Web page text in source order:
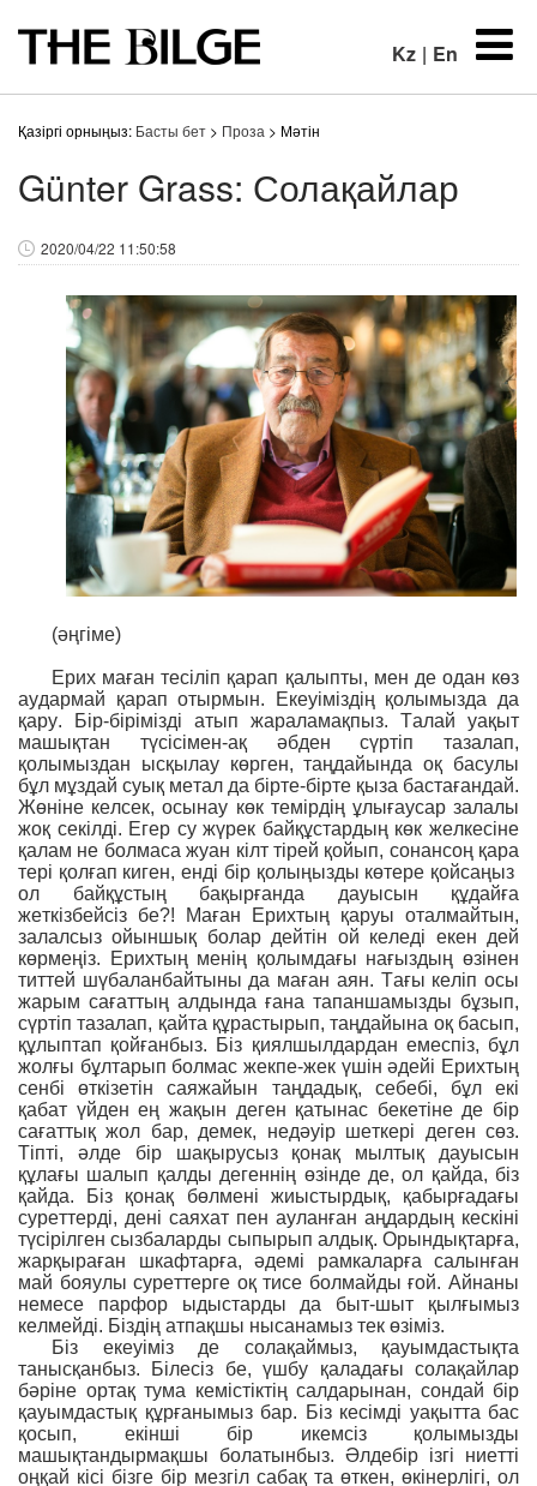
Kz | En
Қазіргі орныңыз: Басты бет > Проза > Мәтін
Günter Grass: Солақайлар
2020/04/22 11:50:58
(әңгіме)
Ерих маған тесіліп қарап қалыпты, мен де одан көз
аудармай қарап отырмын. Екеуіміздің қолымызда да
қару. Бір-бірімізді атып жараламақпыз. Талай уақыт
машықтан түсісімен-ақ əбден сүртіп тазалап,
қолымыздан ысқылау көрген, таңдайында оқ басулы
бұл мұздай суық метал да бірте-бірте қыза бастағандай.
Жөніне келсек, осынау көк темірдің ұлығаусар залалы
жоқ секілді. Егер су жүрек байқұстардың көк желкесіне
қалам не болмаса жуан кілт тірей қойып, сонансоң қара
тері қолғап киген, енді бір қолыңызды көтере қойсаңыз
ол байқұстың бақырғанда дауысын құдайға
жеткізбейсіз бе?! Маған Ерихтың қаруы оталмайтын,
залалсыз ойыншық болар дейтін ой келеді екен дей
көрмеңіз. Ерихтың менің қолымдағы нағыздың өзінен
титтей шүбаланбайтыны да маған аян. Тағы келіп осы
жарым сағаттың алдында ғана тапаншамызды бұзып,
сүртіп тазалап, қайта құрастырып, таңдайына оқ басып,
құлыптап қойғанбыз. Біз қиялшылдардан емеспіз, бұл
жолғы бұлтарып болмас жекпе-жек үшін əдейі Ерихтың
сенбі өткізетін саяжайын таңдадық, себебі, бұл екі
қабат үйден ең жақын деген қатынас бекетіне де бір
сағаттық жол бар, демек, недəуір шеткері деген сөз.
Тіпті, əлде бір шақырусыз қонақ мылтық дауысын
құлағы шалып қалды дегеннің өзінде де, ол қайда, біз
қайда. Біз қонақ бөлмені жиыстырдық, қабырғадағы
суреттерді, дені саяхат пен ауланған аңдардың кескіні
түсірілген сызбаларды сыпырып алдық. Орындықтарға,
жарқыраған шкафтарға, əдемі рамкаларға салынған
май бояулы суреттерге оқ тисе болмайды ғой. Айнаны
немесе парфор ыдыстарды да быт-шыт қылғымыз
келмейді. Біздің атпақшы нысанамыз тек өзіміз.
Біз екеуіміз де солақаймыз, қауымдастықта
танысқанбыз. Білесіз бе, үшбу қаладағы солақайлар
бəріне ортақ тума кемістіктің салдарынан, сондай бір
қауымдастық құрғанымыз бар. Біз кесімді уақытта бас
қосып, екінші бір икемсіз қолымызды
машықтандырмақшы болатынбыз. Əлдебір ізгі ниетті
оңқай кісі бізге бір мезгіл сабақ та өткен, өкінерлігі, ол